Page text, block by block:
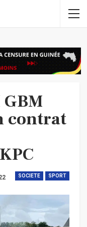
contrat
SOCIETE SPORT